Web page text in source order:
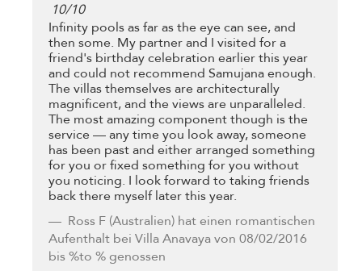
10/10
Infinity pools as far as the eye can see, and
then some. My partner and I visited for a
friend's birthday celebration earlier this year
and could not recommend Samujana enough.
The villas themselves are architecturally
magnificent, and the views are unparalleled.
The most amazing component though is the
service — any time you look away, someone
has been past and either arranged something
for you or fixed something for you without
you noticing. I look forward to taking friends
back there myself later this year.
Ross F (Australien) hat einen romantischen
Aufenthalt bei Villa Anavaya von 08/02/2016
bis %to % genossen